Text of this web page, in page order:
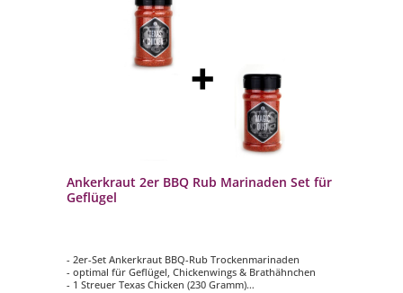
Ankerkraut 2er BBQ Rub Marinaden Set für
Geflügel
- 2er-Set Ankerkraut BBQ-Rub Trockenmarinaden
- optimal für Geflügel, Chickenwings & Brathähnchen
- 1 Streuer Texas Chicken (230 Gramm)